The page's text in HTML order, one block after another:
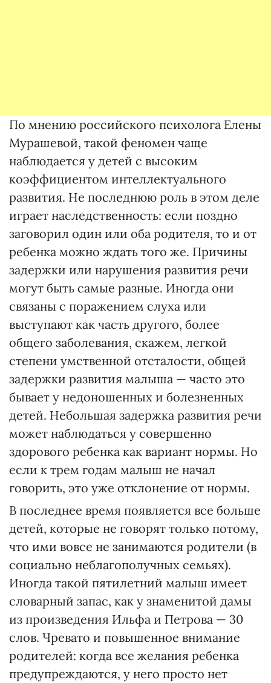
По мнению российского психолога Елены
Мурашевой, такой феномен чаще
наблюдается у детей с высоким
коэффициентом интеллектуального
развития. Не последнюю роль в этом деле
играет наследственность: если поздно
заговорил один или оба родителя, то и от
ребенка можно ждать того же. Причины
задержки или нарушения развития речи
могут быть самые разные. Иногда они
связаны с поражением слуха или
выступают как часть другого, более
общего заболевания, скажем, легкой
степени умственной отсталости, общей
задержки развития малыша — часто это
бывает у недоношенных и болезненных
детей. Небольшая задержка развития речи
может наблюдаться у совершенно
здорового ребенка как вариант нормы. Но
если к трем годам малыш не начал
говорить, это уже отклонение от нормы.
В последнее время появляется все больше
детей, которые не говорят только потому,
что ими вовсе не занимаются родители (в
социально неблагополучных семьях).
Иногда такой пятилетний малыш имеет
словарный запас, как у знаменитой дамы
из произведения Ильфа и Петрова — 30
слов. Чревато и повышенное внимание
родителей: когда все желания ребенка
предупреждаются, у него просто нет